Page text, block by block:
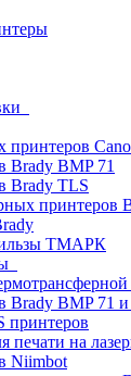
принтеров
Brady BMP 71
Brady TLS
принтеров
ТМАРК
Brady BMP 71
принтеров
печати на
Niimbot